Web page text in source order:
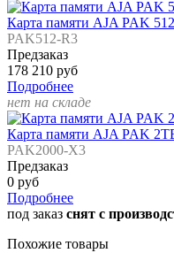
Карта памяти AJA PAK
PAK512-R3
Предзаказ
178 210 руб
Подробнее
нет на складе
Карта памяти AJA PAK
PAK2000-X3
Предзаказ
0 руб
Подробнее
под заказ снят с
Похожие товары